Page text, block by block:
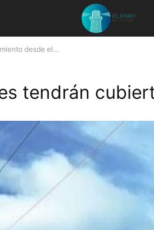
desde el...
tendrán